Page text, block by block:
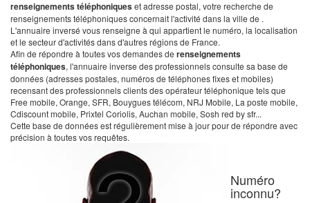
renseignements téléphoniqueset adresse postal, votre recherche de
renseignements téléphoniques concernait l'activité dans la ville de .
L'annuaire inversé vous renseigne à qui appartient le numéro, la localisation
et le secteur d'activités dans d'autres régions de France.
Afin de répondre à toutes vos demandes de renseignements
téléphoniques, l'annuaire inverse des professionnels consulte sa base de
données (adresses postales, numéros de téléphones fixes et mobiles)
recensant des professionnels clients des opérateur téléphonique tels que
Free mobile, Orange, SFR, Bouygues télécom, NRJ Mobile, La poste mobile,
Cdiscount mobile, Prixtel Coriolis, Auchan mobile, Sosh red by sfr...
Cette base de données est régulièrement mise à jour pour de répondre avec
précision à toutes vos requêtes.
Numéro
inconnu?